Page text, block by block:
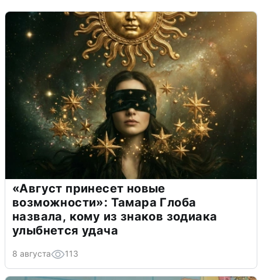
«Август принесет новые
возможности»: Тамара Глоба
назвала, кому из знаков зодиака
улыбнется удача
8 августа 113